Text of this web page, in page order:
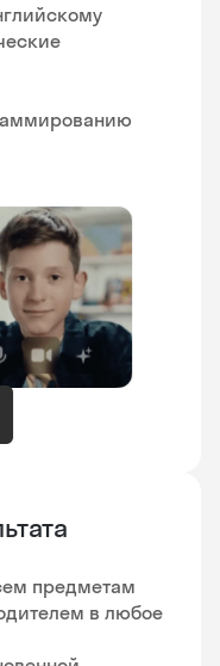
предметам
в любое